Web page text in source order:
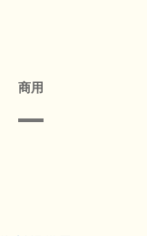
商用